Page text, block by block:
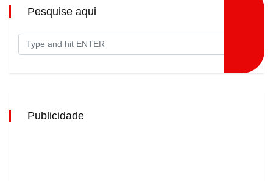
Pesquise aqui
Publicidade